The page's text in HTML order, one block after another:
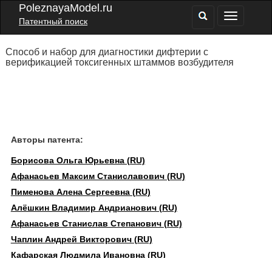
PoleznayaModel.ru
Патентный поиск
Способ и набор для диагностики дифтерии с
верификацией токсигенных штаммов возбудителя
Авторы патента:
Борисова Ольга Юрьевна (RU)
Афанасьев Максим Станиславович (RU)
Пименова Алена Сергеевна (RU)
Алёшкин Владимир Андрианович (RU)
Афанасьев Станислав Степанович (RU)
Чаплин Андрей Викторович (RU)
Кафарская Людмила Ивановна (RU)